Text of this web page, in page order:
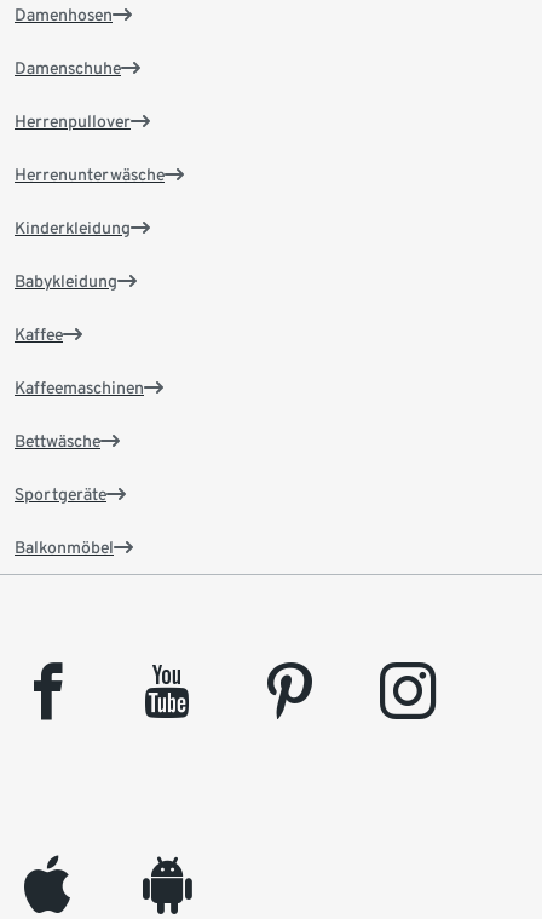
Damenhosen
Damenschuhe
Herrenpullover
Herrenunterwäsche
Kinderkleidung
Babykleidung
Kaffee
Kaffeemaschinen
Bettwäsche
Sportgeräte
Balkonmöbel
facebook youtube pinterest instagram
appleinc android